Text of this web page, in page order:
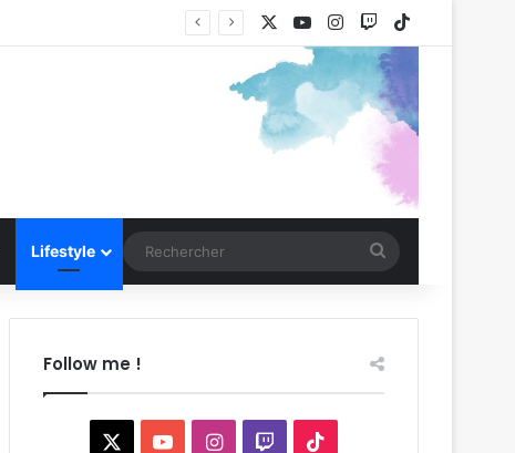
YouTubeInstagram
Twitch
Lifestyle
Follow me !
YouTubeInstagram
Twitch